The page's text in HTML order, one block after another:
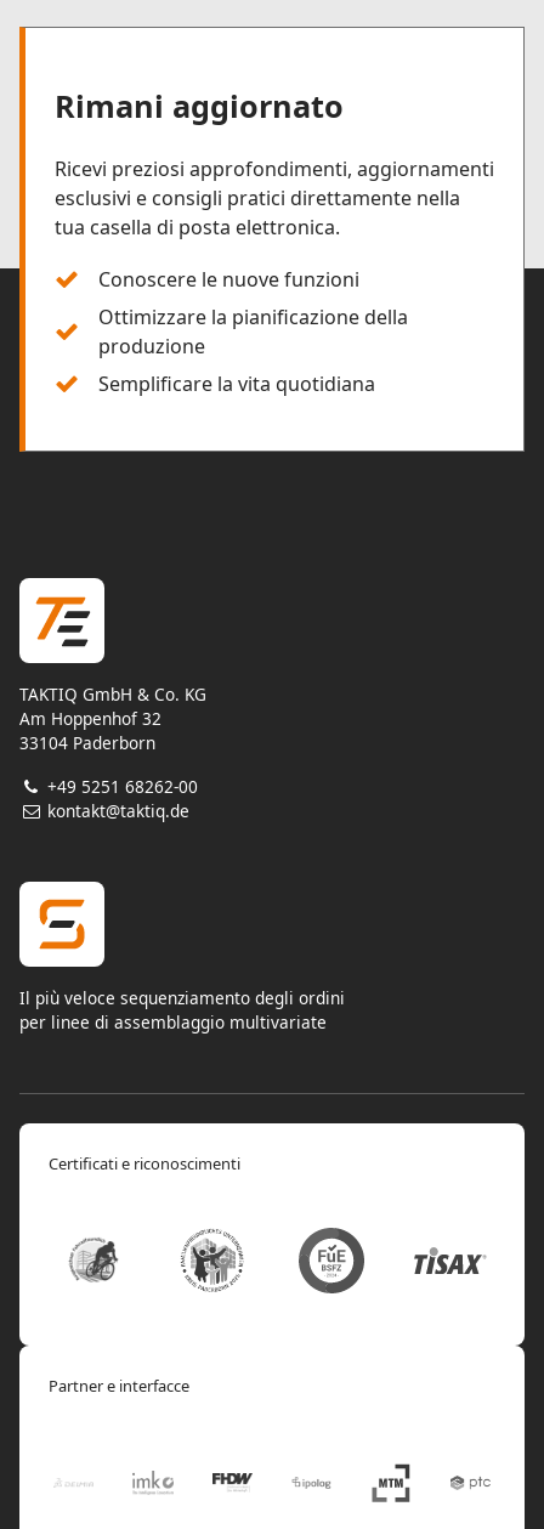
Rimani aggiornato
Ricevi preziosi approfondimenti, aggiornamenti
esclusivi e consigli pratici direttamente nella
tua casella di posta elettronica.
Conoscere le nuove funzioni
Ottimizzare la pianificazione della
produzione
Semplificare la vita quotidiana
TAKTIQ GmbH & Co. KG
Am Hoppenhof 32
33104 Paderborn
+49 5251 68262-00
kontakt@taktiq.de
Il più veloce sequenziamento degli ordini
per linee di assemblaggio multivariate
Certificati e riconoscimenti
Partner e interfacce